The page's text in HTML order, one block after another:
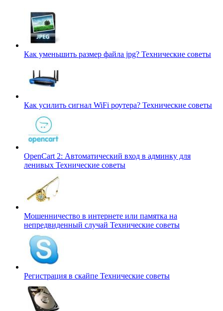
Как уменьшить размер файла jpg? Технические советы
Как усилить сигнал WiFi роутера? Технические советы
OpenCart 2: Автоматический вход в админку для
ленивых Технические советы
Мошенничество в интернете или памятка на
непредвиденный случай Технические советы
Регистрация в скайпе Технические советы